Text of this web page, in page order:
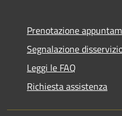
Prenotazione
Segnalazione
Leggi le FAQ
Richiesta assistenza